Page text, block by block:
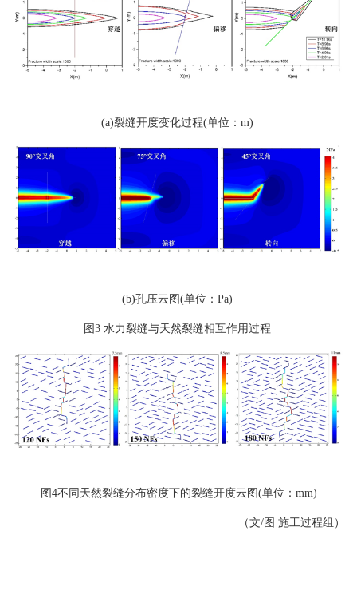
(a)裂缝开度变化过程(单位：m)
(b)孔压云图(单位：Pa)
图3 水力裂缝与天然裂缝相互作用过程
图4不同天然裂缝分布密度下的裂缝开度云图(单位：mm)
（文/图 施工过程组）